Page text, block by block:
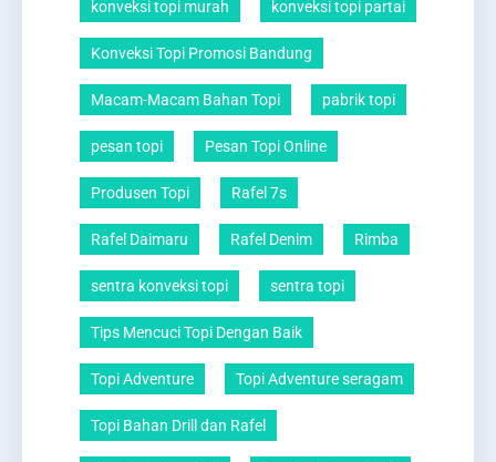
konveksi topi murah konveksi topi partai
Konveksi Topi Promosi Bandung
Macam-Macam Bahan Topi pabrik topi
pesan topi Pesan Topi Online
Produsen Topi Rafel 7s
Rafel Daimaru Rafel Denim Rimba
sentra konveksi topi sentra topi
Tips Mencuci Topi Dengan Baik
Topi Adventure Topi Adventure seragam
Topi Bahan Drill dan Rafel